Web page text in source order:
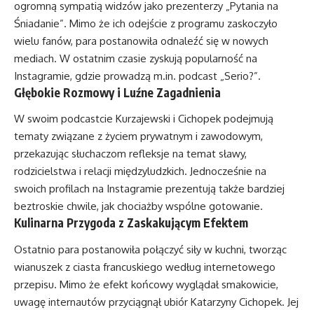
ogromną sympatią widzów jako prezenterzy „Pytania na
Śniadanie”. Mimo że ich odejście z programu zaskoczyło
wielu fanów, para postanowiła odnaleźć się w nowych
mediach. W ostatnim czasie zyskują popularność na
Instagramie, gdzie prowadzą m.in. podcast „Serio?”.
Głębokie Rozmowy i Luźne Zagadnienia
W swoim podcastcie Kurzajewski i Cichopek podejmują
tematy związane z życiem prywatnym i zawodowym,
przekazując słuchaczom refleksje na temat sławy,
rodzicielstwa i relacji międzyludzkich. Jednocześnie na
swoich profilach na Instagramie prezentują także bardziej
beztroskie chwile, jak chociażby wspólne gotowanie.
Kulinarna Przygoda z Zaskakującym Efektem
Ostatnio para postanowiła połączyć siły w kuchni, tworząc
wianuszek z ciasta francuskiego według internetowego
przepisu. Mimo że efekt końcowy wyglądał smakowicie,
uwagę internautów przyciągnął ubiór Katarzyny Cichopek. Jej